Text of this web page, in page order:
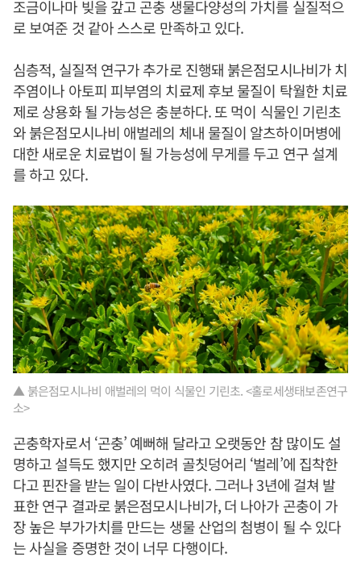
조금이나마 빚을 갚고 곤충 생물다양성의 가치를 실질적으
로 보여준 것 같아 스스로 만족하고 있다.
심층적, 실질적 연구가 추가로 진행돼 붉은점모시나비가 치
주염이나 아토피 피부염의 치료제 후보 물질이 탁월한 치료
제로 상용화 될 가능성은 충분하다. 또 먹이 식물인 기린초
와 붉은점모시나비 애벌레의 체내 물질이 알츠하이머병에
대한 새로운 치료법이 될 가능성에 무게를 두고 연구 설계
를 하고 있다.
▲ 붉은점모시나비 애벌레의 먹이 식물인 기린초. <홀로세생태보존연구
소>
곤충학자로서 ‘곤충’ 예뻐해 달라고 오랫동안 참 많이도 설
명하고 설득도 했지만 오히려 골칫덩어리 ‘벌레’에 집착한
다고 핀잔을 받는 일이 다반사였다. 그러나 3년에 걸쳐 발
표한 연구 결과로 붉은점모시나비가, 더 나아가 곤충이 가
장 높은 부가가치를 만드는 생물 산업의 첨병이 될 수 있다
는 사실을 증명한 것이 너무 다행이다.